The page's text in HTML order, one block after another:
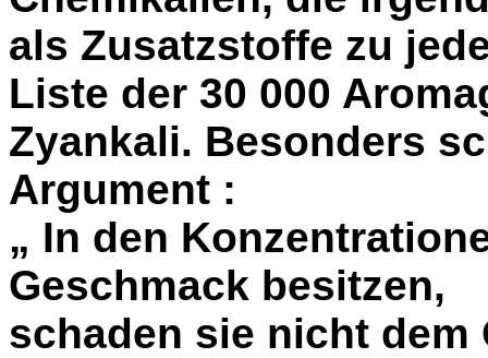
als Zusatzstoffe zu
Liste der 30 000
Zyankali. Besonders
Argument :
„ In den
Geschmack besitzen,
schaden sie nicht dem